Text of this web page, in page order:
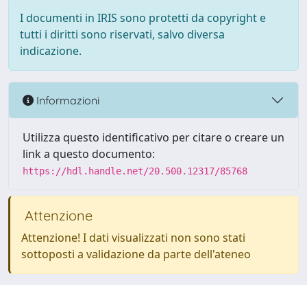
I documenti in IRIS sono protetti da copyright e
tutti i diritti sono riservati, salvo diversa
indicazione.
Informazioni
Utilizza questo identificativo per citare o creare un
link a questo documento:
https://hdl.handle.net/20.500.12317/85768
Attenzione
Attenzione! I dati visualizzati non sono stati
sottoposti a validazione da parte dell'ateneo